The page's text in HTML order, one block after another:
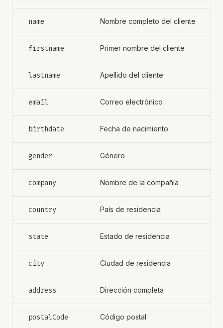
name Nombre completo del cliente
firstname Primer nombre del cliente
lastname Apellido del cliente
email Correo electrónico
birthdate Fecha de nacimiento
gender Género
company Nombre de la compañía
country País de residencia
state Estado de residencia
city Ciudad de residencia
address Dirección completa
postalCode Código postal